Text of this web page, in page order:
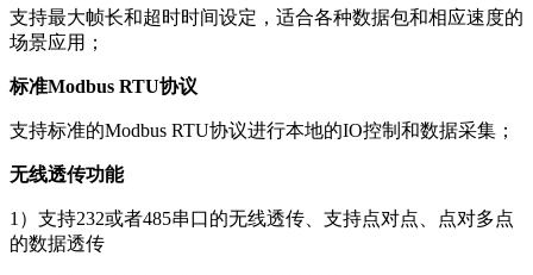
支持最大帧长和超时时间设定，适合各种数据包和相应速度的
场景应用；
标准Modbus RTU协议
支持标准的Modbus RTU协议进行本地的IO控制和数据采集；
无线透传功能
1）支持232或者485串口的无线透传、支持点对点、点对多点
的数据透传